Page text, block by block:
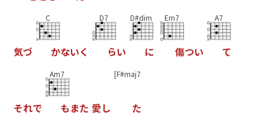
気づ
C
かないく
D7
らい
D#dim
に
Em7
傷つい
A7
て
それで
Am7
もまた 愛し
[F#maj7
た